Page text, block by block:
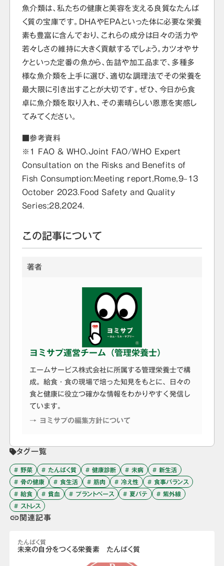
魚介類は、私たちの健康と美容を支える良質なたんぱ
く質の宝庫です。DHAやEPAといった体に必要な栄養
素も豊富に含んでおり、これらの成分は日々の活力や
若々しさの維持に大きく貢献するでしょう。カツオやサ
ケといった定番の魚から、缶詰や加工品まで、多種多
様な魚介類を上手に選び、適切な調理法でその栄養を
最大限に引き出すことが大切です。ぜひ、今日から食
卓に魚介類を取り入れ、その素晴らしい恩恵を実感し
てみてください。
■参考資料
※１ FAO & WHO.Joint FAO/WHO Expert
Consultation on the Risks and Benefits of
Fish Consumption:Meeting report,Rome,9–13
October 2023.Food Safety and Quality
Series;28,2024.
この記事について
著者
ヨミサプ運営チーム（管理栄養士）
エームサービス株式会社に所属する管理栄養士で構
成。給食・食の現場で培った知見をもとに、日々の
食と健康に役立つ確かな情報をわかりやすく発信し
ています。
→ ヨミサプの編集方針について
タグ一覧
# 野菜 # たんぱく質 # 健康診断 # 未病
# 新生活
# 骨の健康
# 食生活 # 筋肉 # 冷え性
# 食事バランス
# 給食
# 貧血 # プラントベース # 夏バテ
# 紫外線
# ストレス
link関連記事
たんぱく質
未来の自分をつくる栄養素 たんぱく質